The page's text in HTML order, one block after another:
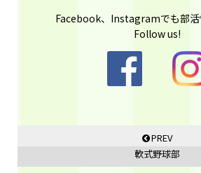
Facebook、Instagramでも部活
Follow us!
PREV
軟式野球部